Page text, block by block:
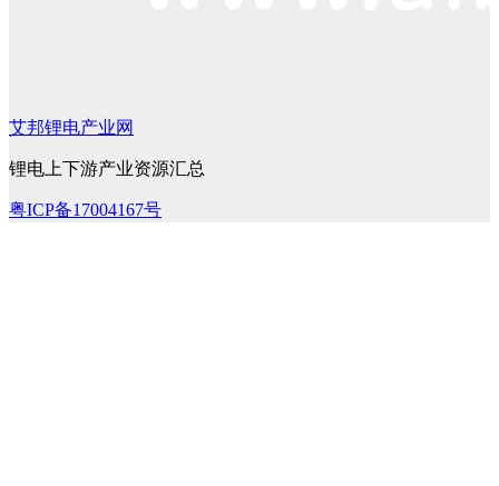
艾邦锂电产业网
锂电上下游产业资源汇总
粤ICP备17004167号